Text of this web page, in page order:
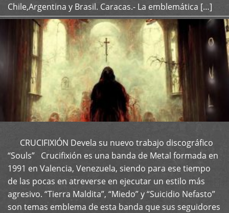
Chile,Argentina y Brasil. Caracas.- La emblemática […]
CRUCIFIXIÓN Devela su nuevo trabajo discográfico
“Souls” Crucifixión es una banda de Metal formada en
1991 en Valencia, Venezuela, siendo para ese tiempo
de las pocas en atreverse en ejecutar un estilo más
agresivo. “Tierra Maldita”, “Miedo” y “Suicidio Nefasto”
son temas emblema de esta banda que sus seguidores
+